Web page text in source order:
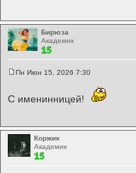
н
и
е
Бирюза
Академик
б
н
и
е
Пн Июн 15, 2026 7:30
С именинницей!
Коржик
Академик